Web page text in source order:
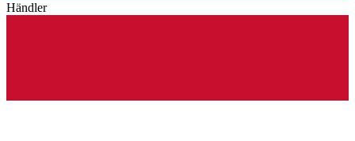
Händler